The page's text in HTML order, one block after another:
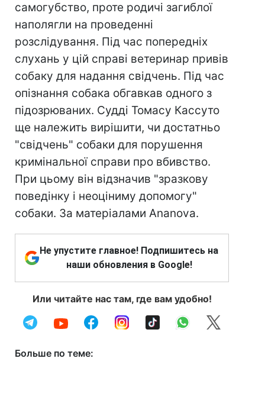
самогубство, проте родичі загиблої
наполягли на проведенні
розслідування. Під час попередніх
слухань у цій справі ветеринар привів
собаку для надання свідчень. Під час
опізнання собака обгавкав одного з
підозрюваних. Судді Томасу Кассуто
ще належить вирішити, чи достатньо
"свідчень" собаки для порушення
кримінальної справи про вбивство.
При цьому він відзначив "зразкову
поведінку і неоціниму допомогу"
собаки. За матеріалами Ananova.
Не упустите главное! Подпишитесь на
наши обновления в Google!
Или читайте нас там, где вам удобно!
Больше по теме: